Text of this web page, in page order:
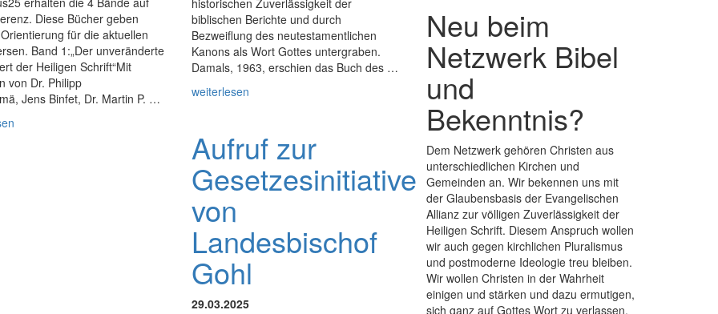
Diese Bücher geben
für die aktuellen
Band 1:„Der unveränderte
der Heiligen Schrift“Mit
von Dr. Philipp
Jens Binfet, Dr. Martin P. …
biblischen Berichte und durch
Bezweiflung des neutestamentlichen
Kanons als Wort Gottes untergraben.
Damals, 1963, erschien das Buch des …
weiterlesen
Aufruf zur
Gesetzesinitiative
von
Landesbischof
Gohl
29.03.2025
Neu beim
Netzwerk Bibel
und
Bekenntnis?
Dem Netzwerk gehören Christen aus
unterschiedlichen Kirchen und
Gemeinden an. Wir bekennen uns mit
der Glaubens­basis der Evange­lischen
Allianz zur völligen Zuver­lässigkeit der
Heiligen Schrift. Diesem Anspruch wollen
wir auch gegen kirchlichen Plura­lismus
und post­moderne Ideologie treu bleiben.
Wir wollen Christen in der Wahrheit
einigen und stärken und dazu ermutigen,
sich ganz auf Gottes Wort zu verlassen.